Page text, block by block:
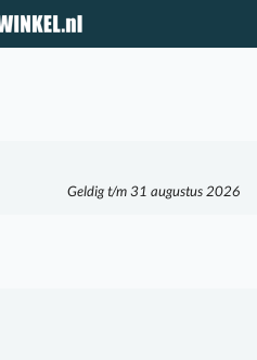
Geldig t/m 31 augustus 2026